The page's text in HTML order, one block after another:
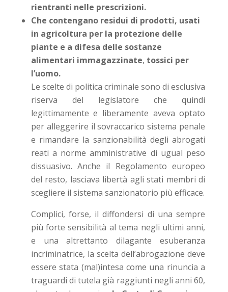
rientranti nelle prescrizioni.
Che contengano residui di prodotti, usati
in agricoltura per la protezione delle
piante e a difesa delle sostanze
alimentari immagazzinate, tossici per
l’uomo.
Le scelte di politica criminale sono di esclusiva
riserva del legislatore che quindi
legittimamente e liberamente aveva optato
per alleggerire il sovraccarico sistema penale
e rimandare la sanzionabilità degli abrogati
reati a norme amministrative di ugual peso
dissuasivo. Anche il Regolamento europeo
del resto, lasciava libertà agli stati membri di
scegliere il sistema sanzionatorio più efficace.
Complici, forse, il diffondersi di una sempre
più forte sensibilità al tema negli ultimi anni,
e una altrettanto dilagante esuberanza
incriminatrice, la scelta dell’abrogazione deve
essere stata (mal)intesa come una rinuncia a
traguardi di tutela già raggiunti negli anni 60,